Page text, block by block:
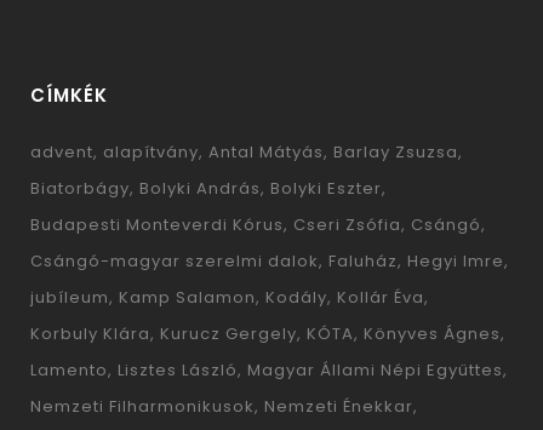
CÍMKÉK
advent alapítvány Antal Mátyás Barlay Zsuzsa
Biatorbágy Bolyki András Bolyki Eszter
Budapesti Monteverdi Kórus Cseri Zsófia Csángó
Csángó-magyar szerelmi dalok Faluház Hegyi Imre
jubíleum Kamp Salamon Kodály Kollár Éva
Korbuly Klára Kurucz Gergely KÓTA Könyves Ágnes
Lamento Lisztes László Magyar Állami Népi Együttes
Nemzeti Filharmonikusok Nemzeti Énekkar